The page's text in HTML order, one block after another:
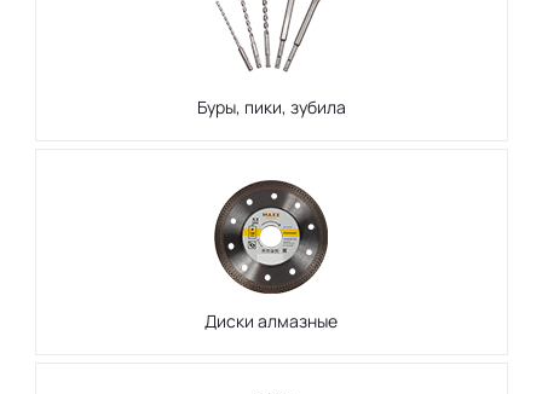
Буры, пики, зубила
Диски алмазные